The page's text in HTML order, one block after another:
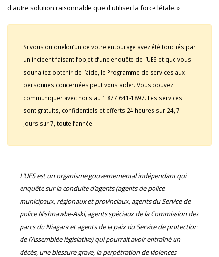
d'autre solution raisonnable que d'utiliser la force létale. »
Si vous ou quelqu’un de votre entourage avez été touchés par
un incident faisant l’objet d’une enquête de l’UES et que vous
souhaitez obtenir de l’aide, le Programme de services aux
personnes concernées peut vous aider. Vous pouvez
communiquer avec nous au 1 877 641-1897. Les services
sont gratuits, confidentiels et offerts 24 heures sur 24, 7
jours sur 7, toute l’année.
L’UES est un organisme gouvernemental indépendant qui
enquête sur la conduite d’agents (agents de police
municipaux, régionaux et provinciaux, agents du Service de
police Nishnawbe-Aski, agents spéciaux de la Commission des
parcs du Niagara et agents de la paix du Service de protection
de l’Assemblée législative) qui pourrait avoir entraîné un
décès, une blessure grave, la perpétration de violences